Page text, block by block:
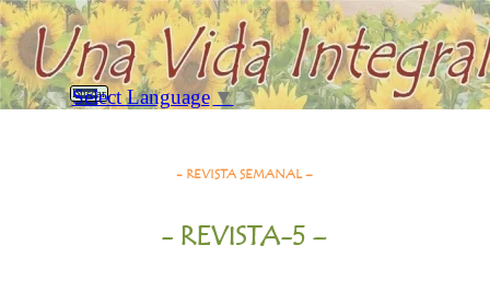
Vaya al Contenido
Saltar menú
Select Language ▼
Buscar
- REVISTA SEMANAL –
- REVISTA-5 –